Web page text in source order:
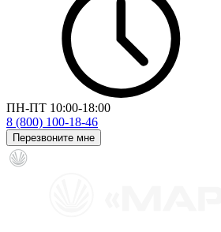
ПН-ПТ 10:00-18:00
8 (800) 100-18-46
Перезвоните мне